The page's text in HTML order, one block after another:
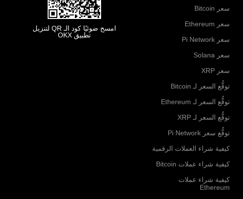
سعر Bitcoin
سعر Ethereum
سعر Pi Network
سعر Solana
سعر XRP
توقُّع السعر لـ Bitcoin
توقُّع السعر لـ Ethereum
توقُّع السعر لـ XRP
توقُّع سعر Pi Network
كيفية شراء العملات الرقمية
كيفية شراء عملات Bitcoin
كيفية شراء عملات
Ethereum
امسح ضوئيًا كود الـ QR لتنزيل
تطبيق OKX